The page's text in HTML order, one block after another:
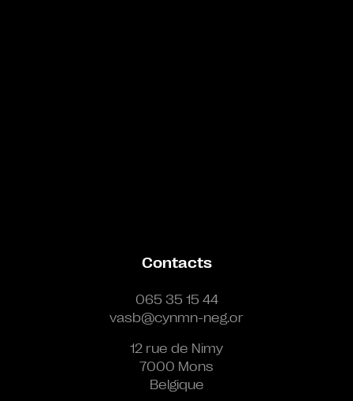
Contacts
065 35 15 44
vasb@cynmn-neg.or
12 rue de Nimy
7000 Mons
Belgique